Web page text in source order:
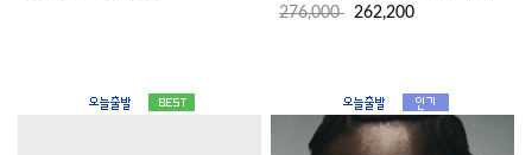
276,000 262,200